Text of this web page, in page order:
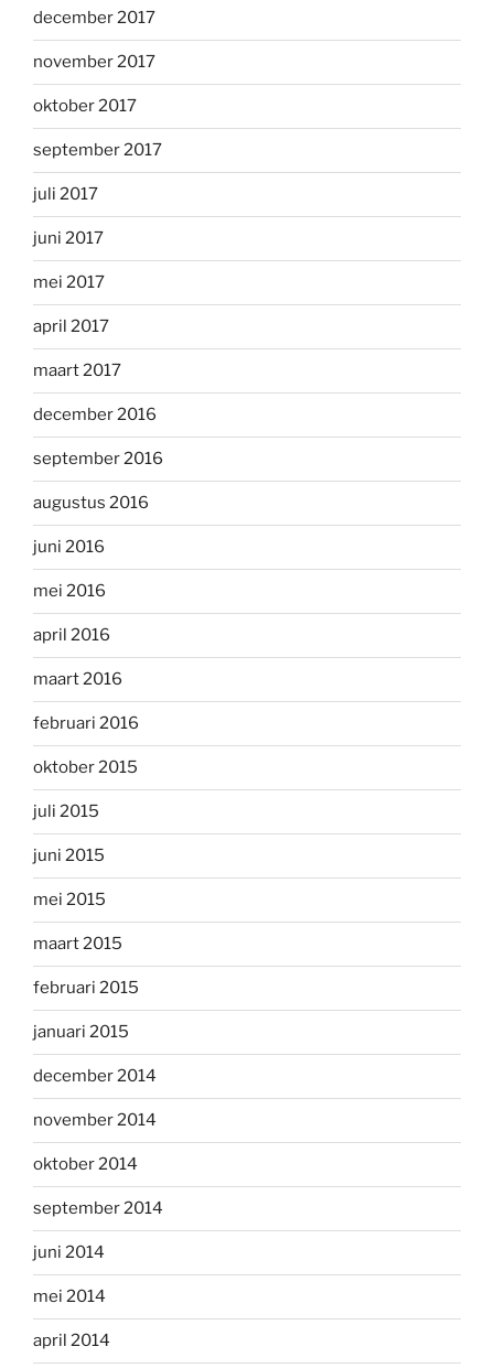
december 2017
november 2017
oktober 2017
september 2017
juli 2017
juni 2017
mei 2017
april 2017
maart 2017
december 2016
september 2016
augustus 2016
juni 2016
mei 2016
april 2016
maart 2016
februari 2016
oktober 2015
juli 2015
juni 2015
mei 2015
maart 2015
februari 2015
januari 2015
december 2014
november 2014
oktober 2014
september 2014
juni 2014
mei 2014
april 2014